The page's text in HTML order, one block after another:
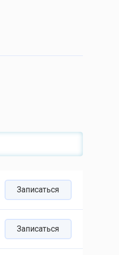
Записаться
Записаться